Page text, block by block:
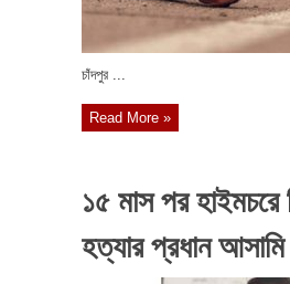
চাঁদপুর ...
Read More »
১৫ মাস পর হাইমচরে
হত্যার প্রধান